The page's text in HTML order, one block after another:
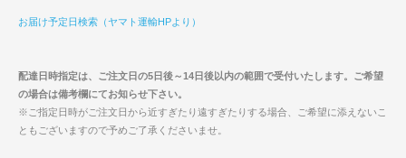
お届け予定日検索（ヤマト運輸HPより）
配達日時指定は、ご注文日の5日後～14日後以内の範囲で受付いたします。ご希望
の場合は備考欄にてお知らせ下さい。
※ご指定日時がご注文日から近すぎたり遠すぎたりする場合、ご希望に添えないこ
ともございますので予めご了承くださいませ。